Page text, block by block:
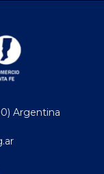
Argentina